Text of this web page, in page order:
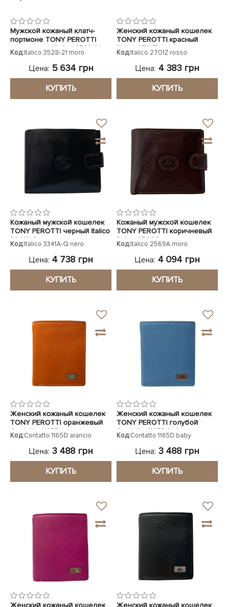
Мужской кожаный клатч-
портмоне TONY PEROTTI
коричневый Italico 3528-21
moro
Код:Italico 3528-21 moro
Цена: 5 634 грн
КУПИТЬ
Женский кожаный кошелек
TONY PEROTTI красный
Italico 2701Z rosso
Код:Italico 2701Z rosso
Цена: 4 383 грн
КУПИТЬ
Кожаный мужской кошелек
TONY PEROTTI черный Italico
3341A-Q nero
Код:Italico 3341A-Q nero
Цена: 4 738 грн
КУПИТЬ
Кожаный мужской кошелек
TONY PEROTTI коричневый
Italico 2569A moro
Код:Italico 2569A moro
Цена: 4 094 грн
КУПИТЬ
Женский кожаный кошелек
TONY PEROTTI оранжевый
Contatto 1165D arancio
Код:Contatto 1165D arancio
Цена: 3 488 грн
КУПИТЬ
Женский кожаный кошелек
TONY PEROTTI голубой
Contatto 1165D baby
Код:Contatto 1165D baby
Цена: 3 488 грн
КУПИТЬ
Женский кожаный кошелек Женский кожаный кошелек